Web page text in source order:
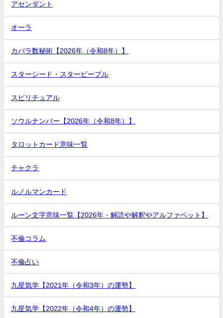
アセンダント
オーラ
カバラ数秘術【2026年（令和8年）】
スターシード・スターピープル
スピリチュアル
ソウルナンバー【2026年（令和8年）】
タロットカード意味一覧
チャクラ
ルノルマンカード
ルーン文字意味一覧【2026年・解読や解釈やアルファベット】
不倫コラム
不倫占い
九星気学【2021年（令和3年）の運勢】
九星気学【2022年（令和4年）の運勢】